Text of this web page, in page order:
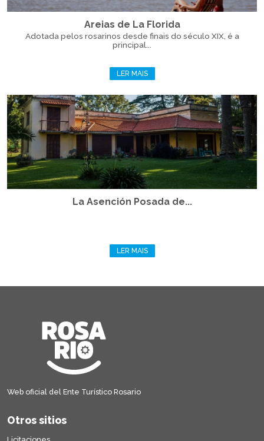
Areias de La Florida
Adotada pelos rosarinos desde finais do século XIX, é a
principal...
LER MAIS
La Asención Posada de...
LER MAIS
Web oficial del Ente Turístico Rosario
Otros sitios